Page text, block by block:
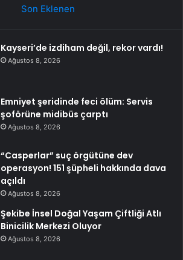
Son Eklenen
Kayseri’de izdiham değil, rekor vardı!
Ağustos 8, 2026
Emniyet şeridinde feci ölüm: Servis
şoförüne midibüs çarptı
Ağustos 8, 2026
“Casperlar” suç örgütüne dev
operasyon! 151 şüpheli hakkında dava
açıldı
Ağustos 8, 2026
Şekibe İnsel Doğal Yaşam Çiftliği Atlı
Binicilik Merkezi Oluyor
Ağustos 8, 2026